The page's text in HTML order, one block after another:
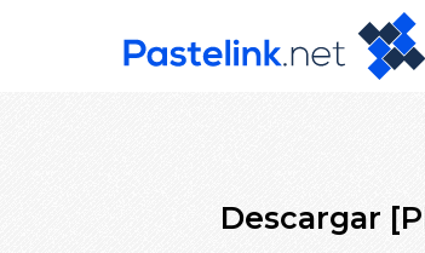
Descargar